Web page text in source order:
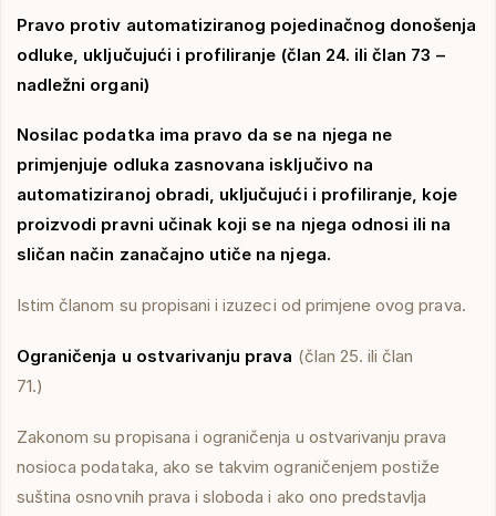
Pravo protiv automatiziranog pojedinačnog donošenja
odluke, uključujući i profiliranje (član 24. ili član 73 –
nadležni organi)
Nosilac podatka ima pravo da se na njega ne
primjenjuje odluka zasnovana isključivo na
automatiziranoj obradi, uključujući i profiliranje, koje
proizvodi pravni učinak koji se na njega odnosi ili na
sličan način zanačajno utiče na njega.
Istim članom su propisani i izuzeci od primjene ovog prava.
Ograničenja u ostvarivanju prava (član 25. ili član
71.)
Zakonom su propisana i ograničenja u ostvarivanju prava
nosioca podataka, ako se takvim ograničenjem postiže
suština osnovnih prava i sloboda i ako ono predstavlja